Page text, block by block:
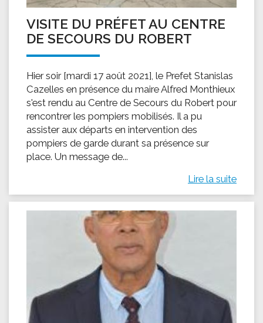
VISITE DU PRÉFET AU CENTRE
DE SECOURS DU ROBERT
Hier soir [mardi 17 août 2021], le Prefet Stanislas
Cazelles en présence du maire Alfred Monthieux
s'est rendu au Centre de Secours du Robert pour
rencontrer les pompiers mobilisés. Il a pu
assister aux départs en intervention des
pompiers de garde durant sa présence sur
place. Un message de...
Lire la suite